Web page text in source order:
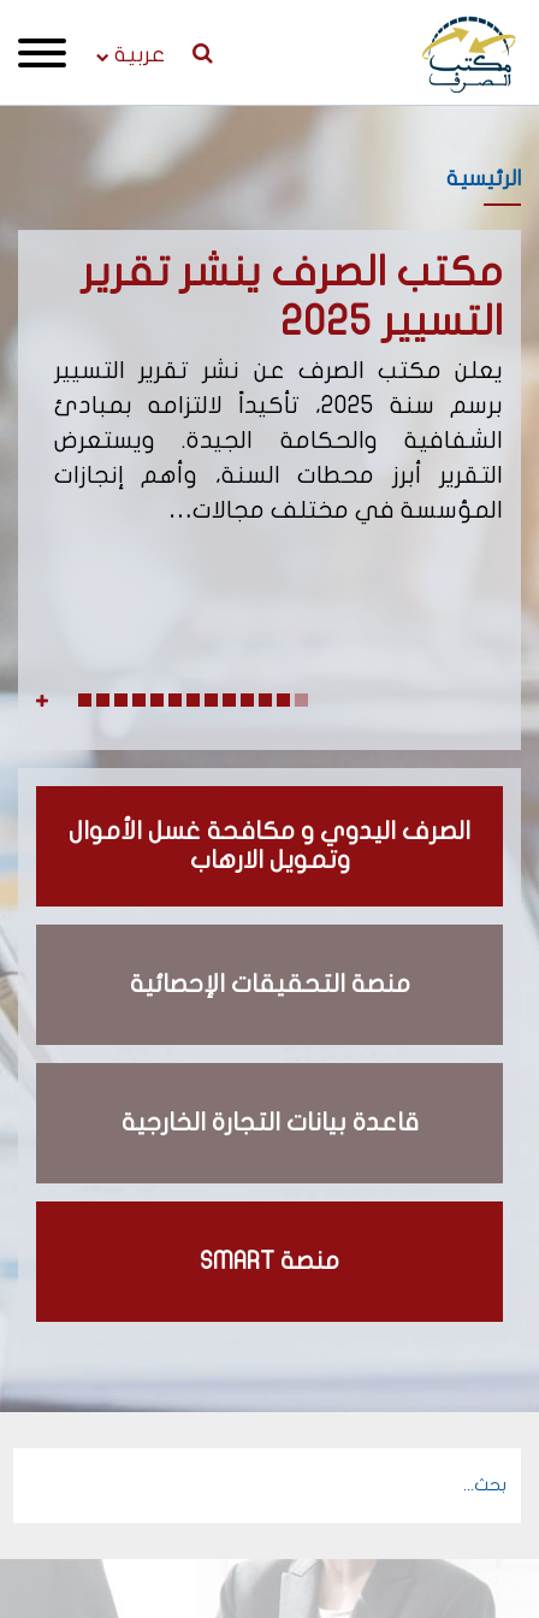
عربية
الرئيسية
مكتب الصرف ينشر تقرير
التسيير 2025
يعلن مكتب الصرف عن نشر تقرير التسيير
برسم سنة 2025، تأكيداً لالتزامه بمبادئ
الشفافية والحكامة الجيدة. ويستعرض
التقرير أبرز محطات السنة، وأهم إنجازات
المؤسسة في مختلف مجالات…
الصرف اليدوي و مكافحة غسل الأموال
وتمويل الارهاب
منصة التحقيقات الإحصائية
قاعدة بيانات التجارة الخارجية
منصة SMART